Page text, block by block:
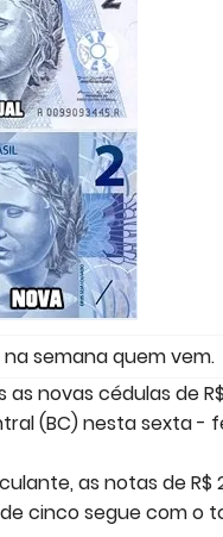
semana quem vem.
novas cédulas de
(BC) nesta sexta -
as notas de
cinco segue com o